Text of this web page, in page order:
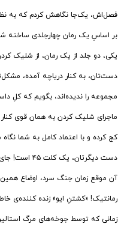
فصل‌اش، یک‌جا نگاهش کردم که به
بر اساسِ یک رمان چهارجلدی ساخته
یکی، دو جلد از یک رمان، از شلیک
دست‌تان، به کنار دریاچه آمده،
مجموعه را ندیده‌اند، بگویم که کلِ
ماجرای شلیک کردن به همان قوی
کج کرده و با اعتماد کامل به شما
دست
آن موقع زمان جنگ سرد، اوضاع همین
رمانتیک! «کشتنِ ایو» زنده کننده‌ی
زمانی که توسط جوخه‌های مرگ